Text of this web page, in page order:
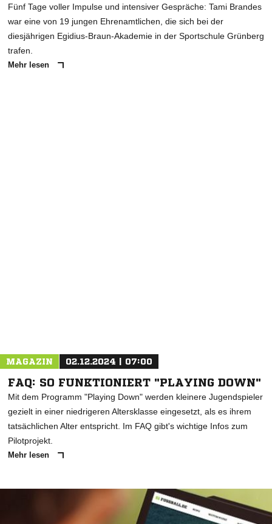
Fünf Tage voller Impulse und intensiver Gespräche: Tami Brandes
war eine von 19 jungen Ehrenamtlichen, die sich bei der
diesjährigen Egidius-Braun-Akademie in der Sportschule Grünberg
trafen.
Mehr lesen
MAGAZIN 02.12.2024 | 07:00
FAQ: SO FUNKTIONIERT "PLAYING DOWN"
Mit dem Programm "Playing Down" werden kleinere Jugendspieler
gezielt in einer niedrigeren Altersklasse eingesetzt, als es ihrem
tatsächlichen Alter entspricht. Im FAQ gibt's wichtige Infos zum
Pilotprojekt.
Mehr lesen